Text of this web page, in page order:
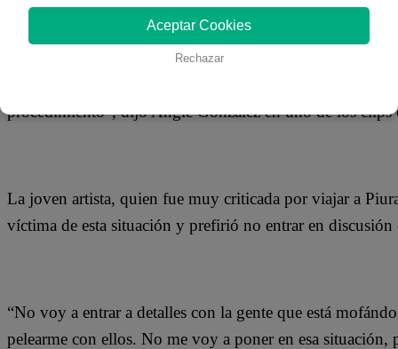
procedimiento”, dijo Angie González en uno de los clips
La joven artista, quien fue muy criticada por viajar a
víctima de esta situación y prefirió no entrar en discusión
“No voy a entrar a detalles con la gente que está
pelearme con ellos. No me voy a poner en esa
Aceptar Cookies
Rechazar